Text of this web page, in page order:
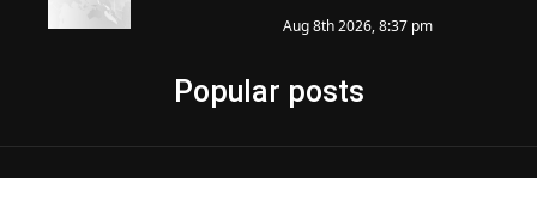
Aug 8th 2026, 8:37 pm
Popular posts